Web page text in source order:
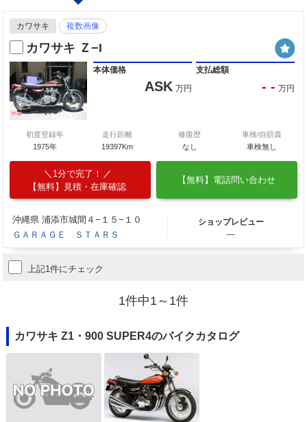
カワサキ 複数画像
カワサキ Ｚ−I
本体価格
ASK 万円
支払総額
- - 万円
初度登録年
1975年
走行距離
19397Km
修復歴
なし
車検/自賠責
車検無し
1分で完了！
【無料】見積・在庫確認
【無料】電話問い合わせ
沖縄県 浦添市城間４−１５−１０
ＧＡＲＡＧＥ ＳＴＡＲＳ
ショップレビュー
―
上記1件にチェック
1件中1～1件
カワサキ Z1・900 SUPER4のバイクカタログ